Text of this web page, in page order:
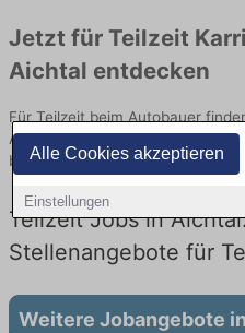
Alle Cookies akzeptieren
Einstellungen
Jetzt für Teilzeit
Aichtal entdecken
Für Teilzeit beim Autobauer
Angebote. Entdecken Sie freie
bewerben Sie sich noch heute.
Teilzeit Jobs in
Stellenangebote für
Weitere Jobangebote